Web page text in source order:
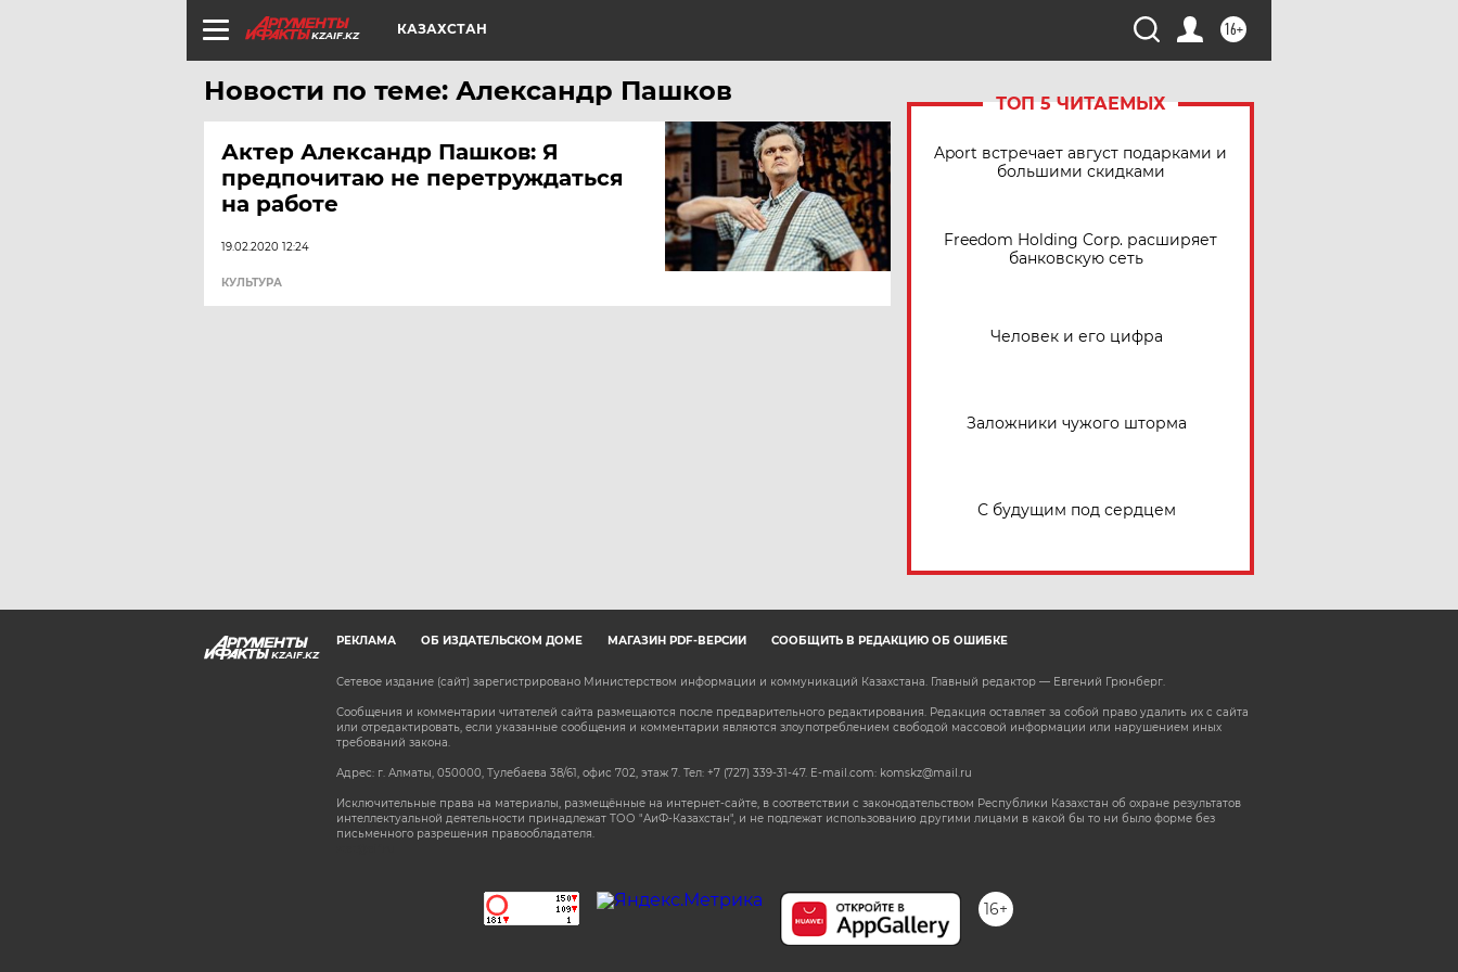
KZAIF.KZ 16+
КАЗАХСТАН
Новости по теме: Александр Пашков
Актер Александр Пашков: Я
предпочитаю не перетруждаться
на работе
19.02.2020 12:24
КУЛЬТУРА
ТОП 5 ЧИТАЕМЫХ
Aport встречает август подарками и
большими скидками
Freedom Holding Corp. расширяет
банковскую сеть
Человек и его цифра
Заложники чужого шторма
С будущим под сердцем
KZAIF.KZ
РЕКЛАМА ОБ ИЗДАТЕЛЬСКОМ ДОМЕ МАГАЗИН PDF-ВЕРСИЙ СООБЩИТЬ В РЕДАКЦИЮ ОБ ОШИБКЕ
Сетевое издание (сайт) зарегистрировано Министерством информации и коммуникаций Казахстана. Главный редактор — Евгений Грюнберг.
Сообщения и комментарии читателей сайта размещаются после предварительного редактирования. Редакция оставляет за собой право удалить их с сайта
или отредактировать, если указанные сообщения и комментарии являются злоупотреблением свободой массовой информации или нарушением иных
требований закона.
Адрес: г. Алматы, 050000, Тулебаева 38/61, офис 702, этаж 7. Тел: +7 (727) 339-31-47. E-mail.com: komskz@mail.ru
Исключительные права на материалы, размещённые на интернет-сайте, в соответствии с законодательством Республики Казахстан об охране результатов
интеллектуальной деятельности принадлежат ТОО "АиФ-Казахстан", и не подлежат использованию другими лицами в какой бы то ни было форме без
письменного разрешения правообладателя.
16+